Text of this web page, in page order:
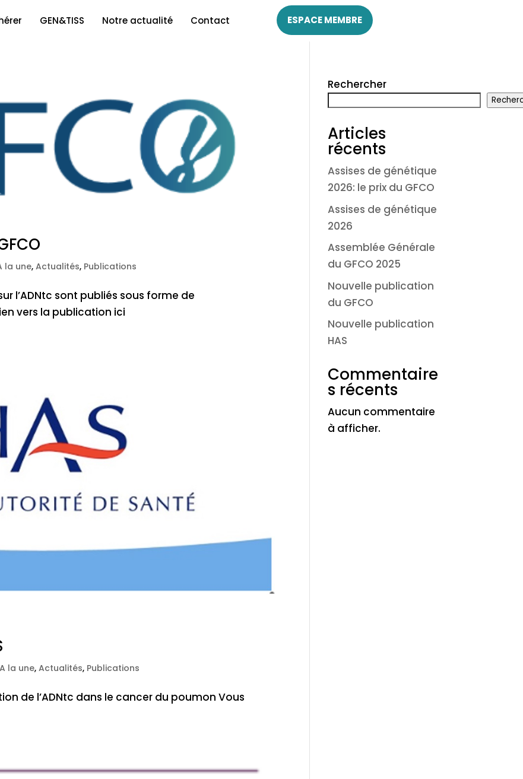
GEN&TISS Notre actualité Contact ESPACE MEMBRE
la une,Actualités, Publications
l’ADNtc sont publiés sous forme de
vers la publication ici
A la une,Actualités, Publications
de l’ADNtc dans le cancer du poumon Vous
Rechercher
Articles
récents
Assises de génétique
2026: le prix du GFCO
Assises de génétique
2026
Assemblée Générale
du GFCO 2025
Nouvelle publication
du GFCO
Nouvelle publication
HAS
Commentaire
s récents
Aucun commentaire
à afficher.